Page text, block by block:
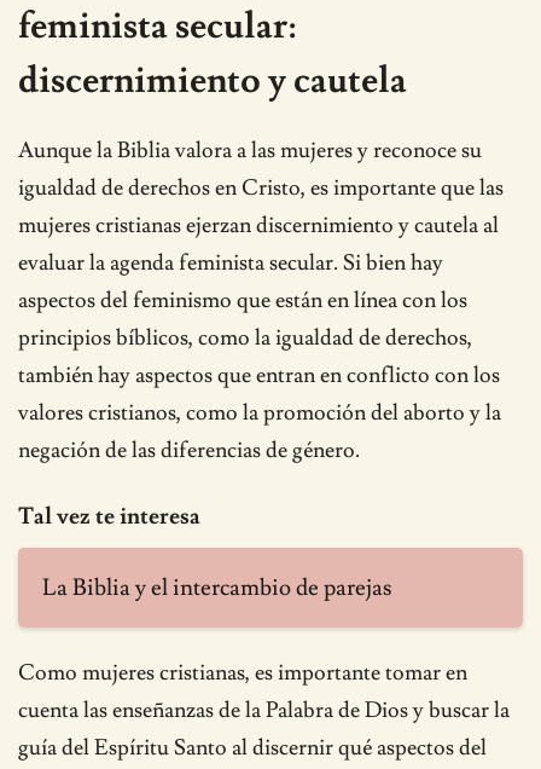
feminista secular:
discernimiento y cautela
Aunque la Biblia valora a las mujeres y reconoce su
igualdad de derechos en Cristo, es importante que las
mujeres cristianas ejerzan discernimiento y cautela al
evaluar la agenda feminista secular. Si bien hay
aspectos del feminismo que están en línea con los
principios bíblicos, como la igualdad de derechos,
también hay aspectos que entran en conflicto con los
valores cristianos, como la promoción del aborto y la
negación de las diferencias de género.
Tal vez te interesa
La Biblia y el intercambio de parejas
Como mujeres cristianas, es importante tomar en
cuenta las enseñanzas de la Palabra de Dios y buscar la
guía del Espíritu Santo al discernir qué aspectos del